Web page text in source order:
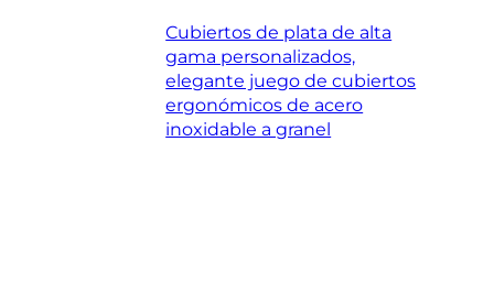
Cubiertos de plata de alta
gama personalizados,
elegante juego de cubiertos
ergonómicos de acero
inoxidable a granel